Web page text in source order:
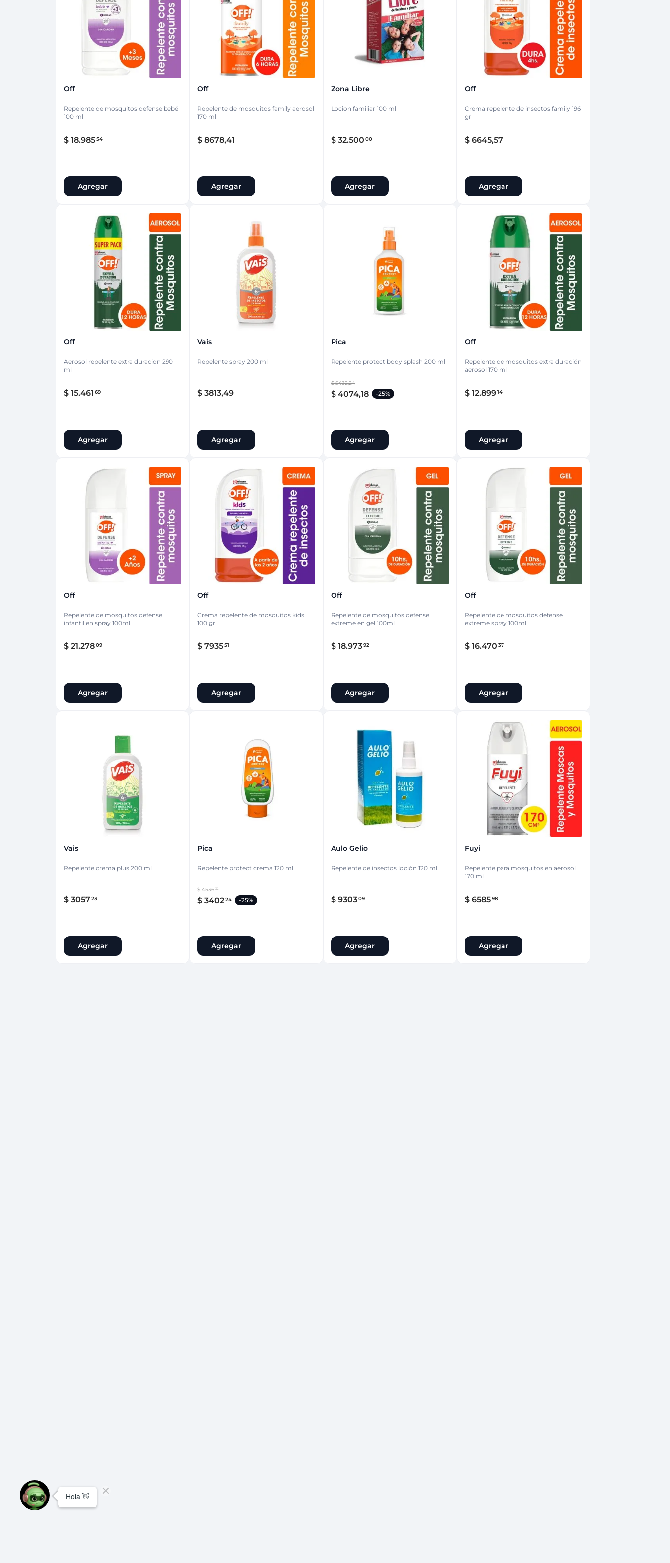
Cuidado de adulto
Uso Profesional
Protección Femenina
Cuidado intimo
Protectores diarios
Copas menstruales
Tampones
Toallas con y sin alas
Talcos & polvos pédicos
Aerosoles pédicos
Polvos pédicos
Talcos corporales
Espacio consciente
Off
Repelente de mosquitos defense bebé
100 ml
$ 18.98554
Agregar
Off
Repelente de mosquitos family aerosol
170 ml
$ 8678,41
Agregar
Zona Libre
Locion familiar 100 ml
$ 32.500 00
Agregar
Off
Crema repelente de insectos family 196
gr
$ 6645,57
Agregar
Off
Aerosol repelente extra duracion 290
ml
$ 15.461 69
Agregar
Vais
Repelente spray 200 ml
$ 3813,49
Agregar
Pica
Repelente protect body splash 200 ml
$ 5432,24
$ 4074,18 -25%
Agregar
Off
Repelente de mosquitos extra duración
aerosol 170 ml
$ 12.89914
Agregar
Off
Repelente de mosquitos defense
infantil en spray 100ml
$ 21.27809
Agregar
Off
Crema repelente de mosquitos kids
100 gr
$ 793551
Agregar
Off
Repelente de mosquitos defense
extreme en gel 100ml
$ 18.97392
Agregar
Off
Repelente de mosquitos defense
extreme spray 100ml
$ 16.470 37
Agregar
Vais
Repelente crema plus 200 ml
$ 305723
Agregar
Pica
Repelente protect crema 120 ml
$ 4536 32
$ 340224 -25%
Agregar
Aulo Gelio
Repelente de insectos loción 120 ml
$ 930309
Agregar
Fuyi
Repelente para mosquitos en aerosol
170 ml
$ 658598
Agregar